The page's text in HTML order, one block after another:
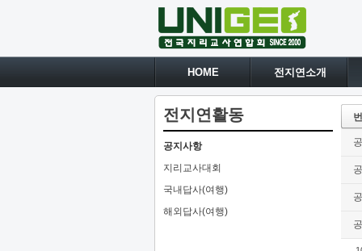
HOME 전지연소개
전지연활동
공지사항
지리교사대회
국내답사(여행)
해외답사(여행)